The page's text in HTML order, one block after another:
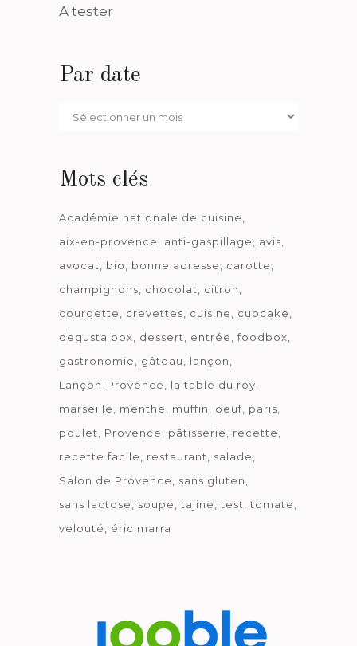
A tester
Par date
Par
Mots clés
Académie nationale de cuisine
aix-en-provence
anti-gaspillage
avis
avocat
bio bonne adresse
carotte
champignons
chocolat
citron
courgette
crevettes cuisine
cupcake
degusta box
dessert entrée
foodbox
gastronomie
gâteau
lançon
Lançon-Provence
la table du roy
marseille
menthe muffin oeuf paris
poulet
Provence pâtisserie
recette
recette facile
restaurant
salade
Salon de Provence
sans gluten
sans lactose
soupe tajine test
tomate
velouté
éric marra